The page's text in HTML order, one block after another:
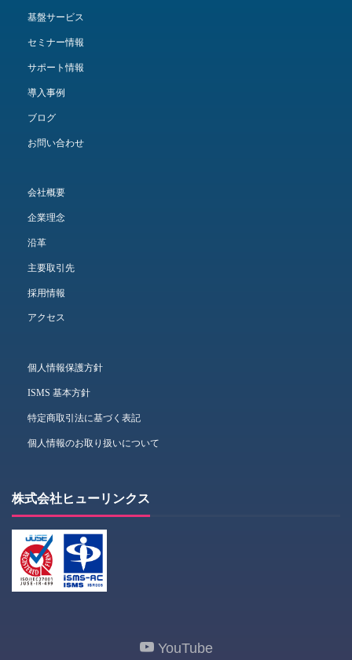
基盤サービス
セミナー情報
サポート情報
導入事例
ブログ
お問い合わせ
会社概要
企業理念
沿革
主要取引先
採用情報
アクセス
個人情報保護方針
ISMS 基本方針
特定商取引法に基づく表記
個人情報のお取り扱いについて
株式会社ヒューリンクス
YouTube